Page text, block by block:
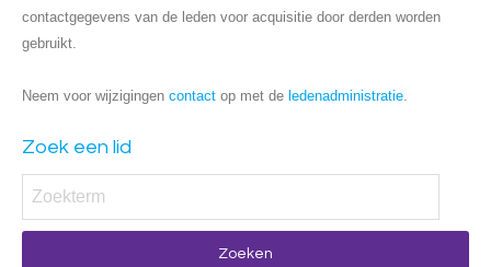
contactgegevens van de leden voor acquisitie door derden worden
gebruikt.
Neem voor wijzigingen contact op met de ledenadministratie.
Zoek een lid